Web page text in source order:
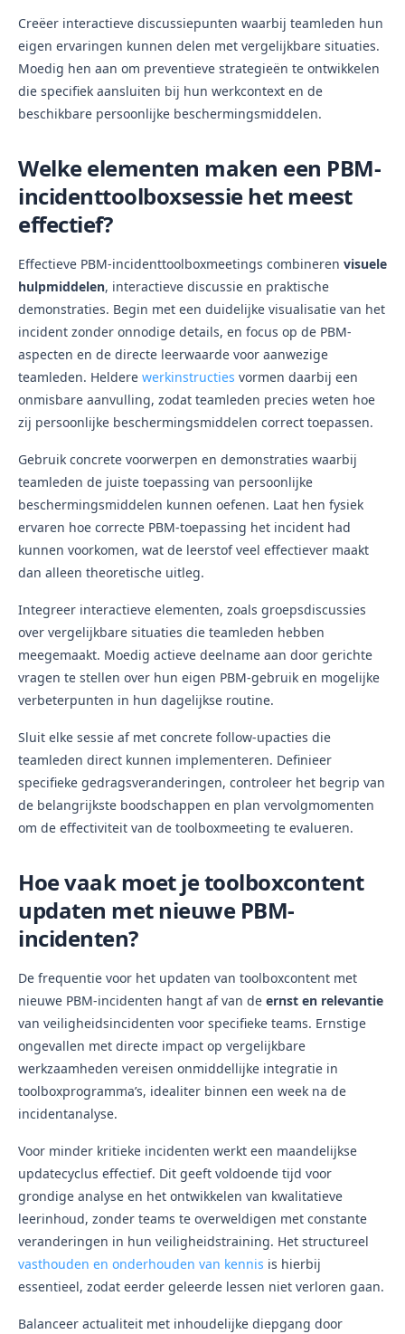
Creëer interactieve discussiepunten waarbij teamleden hun
eigen ervaringen kunnen delen met vergelijkbare situaties.
Moedig hen aan om preventieve strategieën te ontwikkelen
die specifiek aansluiten bij hun werkcontext en de
beschikbare persoonlijke beschermingsmiddelen.
Welke elementen maken een PBM-
incidenttoolboxsessie het meest
effectief?
Effectieve PBM-incidenttoolboxmeetings combineren visuele
hulpmiddelen, interactieve discussie en praktische
demonstraties. Begin met een duidelijke visualisatie van het
incident zonder onnodige details, en focus op de PBM-
aspecten en de directe leerwaarde voor aanwezige
teamleden. Heldere werkinstructies vormen daarbij een
onmisbare aanvulling, zodat teamleden precies weten hoe
zij persoonlijke beschermingsmiddelen correct toepassen.
Gebruik concrete voorwerpen en demonstraties waarbij
teamleden de juiste toepassing van persoonlijke
beschermingsmiddelen kunnen oefenen. Laat hen fysiek
ervaren hoe correcte PBM-toepassing het incident had
kunnen voorkomen, wat de leerstof veel effectiever maakt
dan alleen theoretische uitleg.
Integreer interactieve elementen, zoals groepsdiscussies
over vergelijkbare situaties die teamleden hebben
meegemaakt. Moedig actieve deelname aan door gerichte
vragen te stellen over hun eigen PBM-gebruik en mogelijke
verbeterpunten in hun dagelijkse routine.
Sluit elke sessie af met concrete follow-upacties die
teamleden direct kunnen implementeren. Definieer
specifieke gedragsveranderingen, controleer het begrip van
de belangrijkste boodschappen en plan vervolgmomenten
om de effectiviteit van de toolboxmeeting te evalueren.
Hoe vaak moet je toolboxcontent
updaten met nieuwe PBM-
incidenten?
De frequentie voor het updaten van toolboxcontent met
nieuwe PBM-incidenten hangt af van de ernst en relevantie
van veiligheidsincidenten voor specifieke teams. Ernstige
ongevallen met directe impact op vergelijkbare
werkzaamheden vereisen onmiddellijke integratie in
toolboxprogramma’s, idealiter binnen een week na de
incidentanalyse.
Voor minder kritieke incidenten werkt een maandelijkse
updatecyclus effectief. Dit geeft voldoende tijd voor
grondige analyse en het ontwikkelen van kwalitatieve
leerinhoud, zonder teams te overweldigen met constante
veranderingen in hun veiligheidstraining. Het structureel
vasthouden en onderhouden van kennis is hierbij
essentieel, zodat eerder geleerde lessen niet verloren gaan.
Balanceer actualiteit met inhoudelijke diepgang door